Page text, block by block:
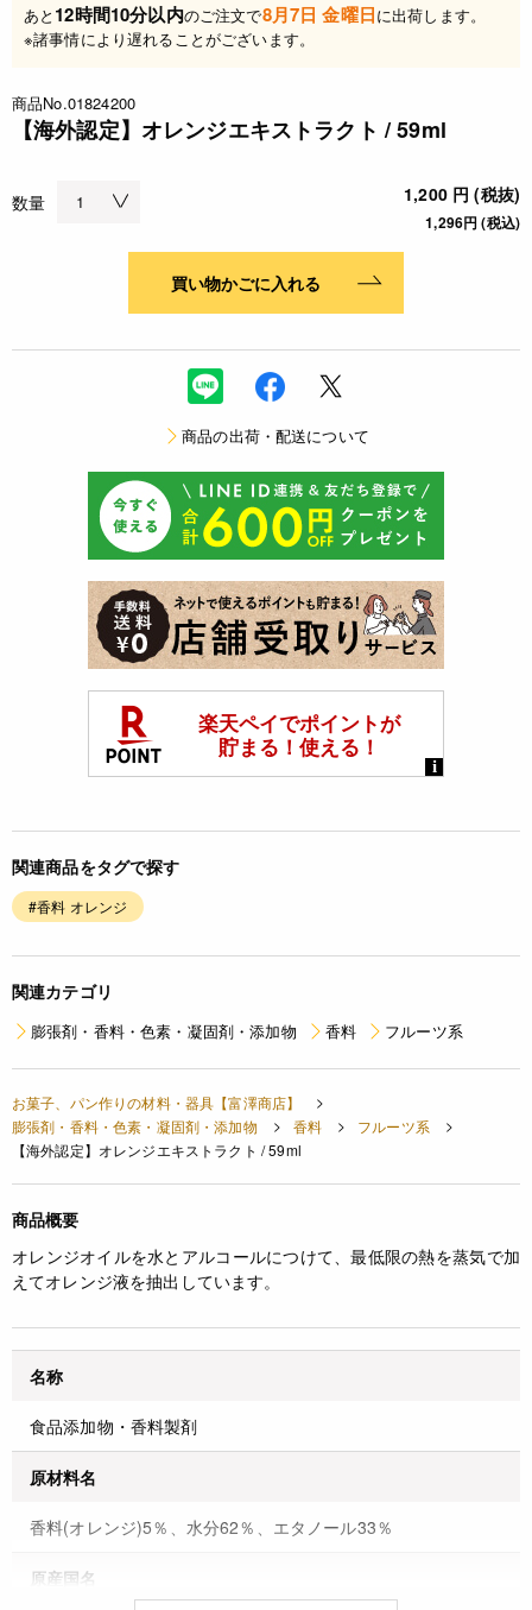
あと 12時間10分以内のご注文で8月7日 金曜日に出荷します。
※諸事情により遅れることがございます。
商品No.01824200
【海外認定】オレンジエキストラクト / 59ml
数量 1,200 円 (税抜)
1,296円 (税込)
買い物かごに入れる
商品の出荷・配送について
関連商品をタグで探す
#香料 オレンジ
関連カテゴリ
膨張剤・香料・色素・凝固剤・添加物 香料 フルーツ系
お菓子、パン作りの材料・器具【富澤商店】
膨張剤・香料・色素・凝固剤・添加物
香料
フルーツ系
【海外認定】オレンジエキストラクト / 59ml
商品概要
オレンジオイルを水とアルコールにつけて、最低限の熱を蒸気で加
えてオレンジ液を抽出しています。
名称
食品添加物・香料製剤
原材料名
香料(オレンジ)5％、水分62％、エタノール33％
原産国名